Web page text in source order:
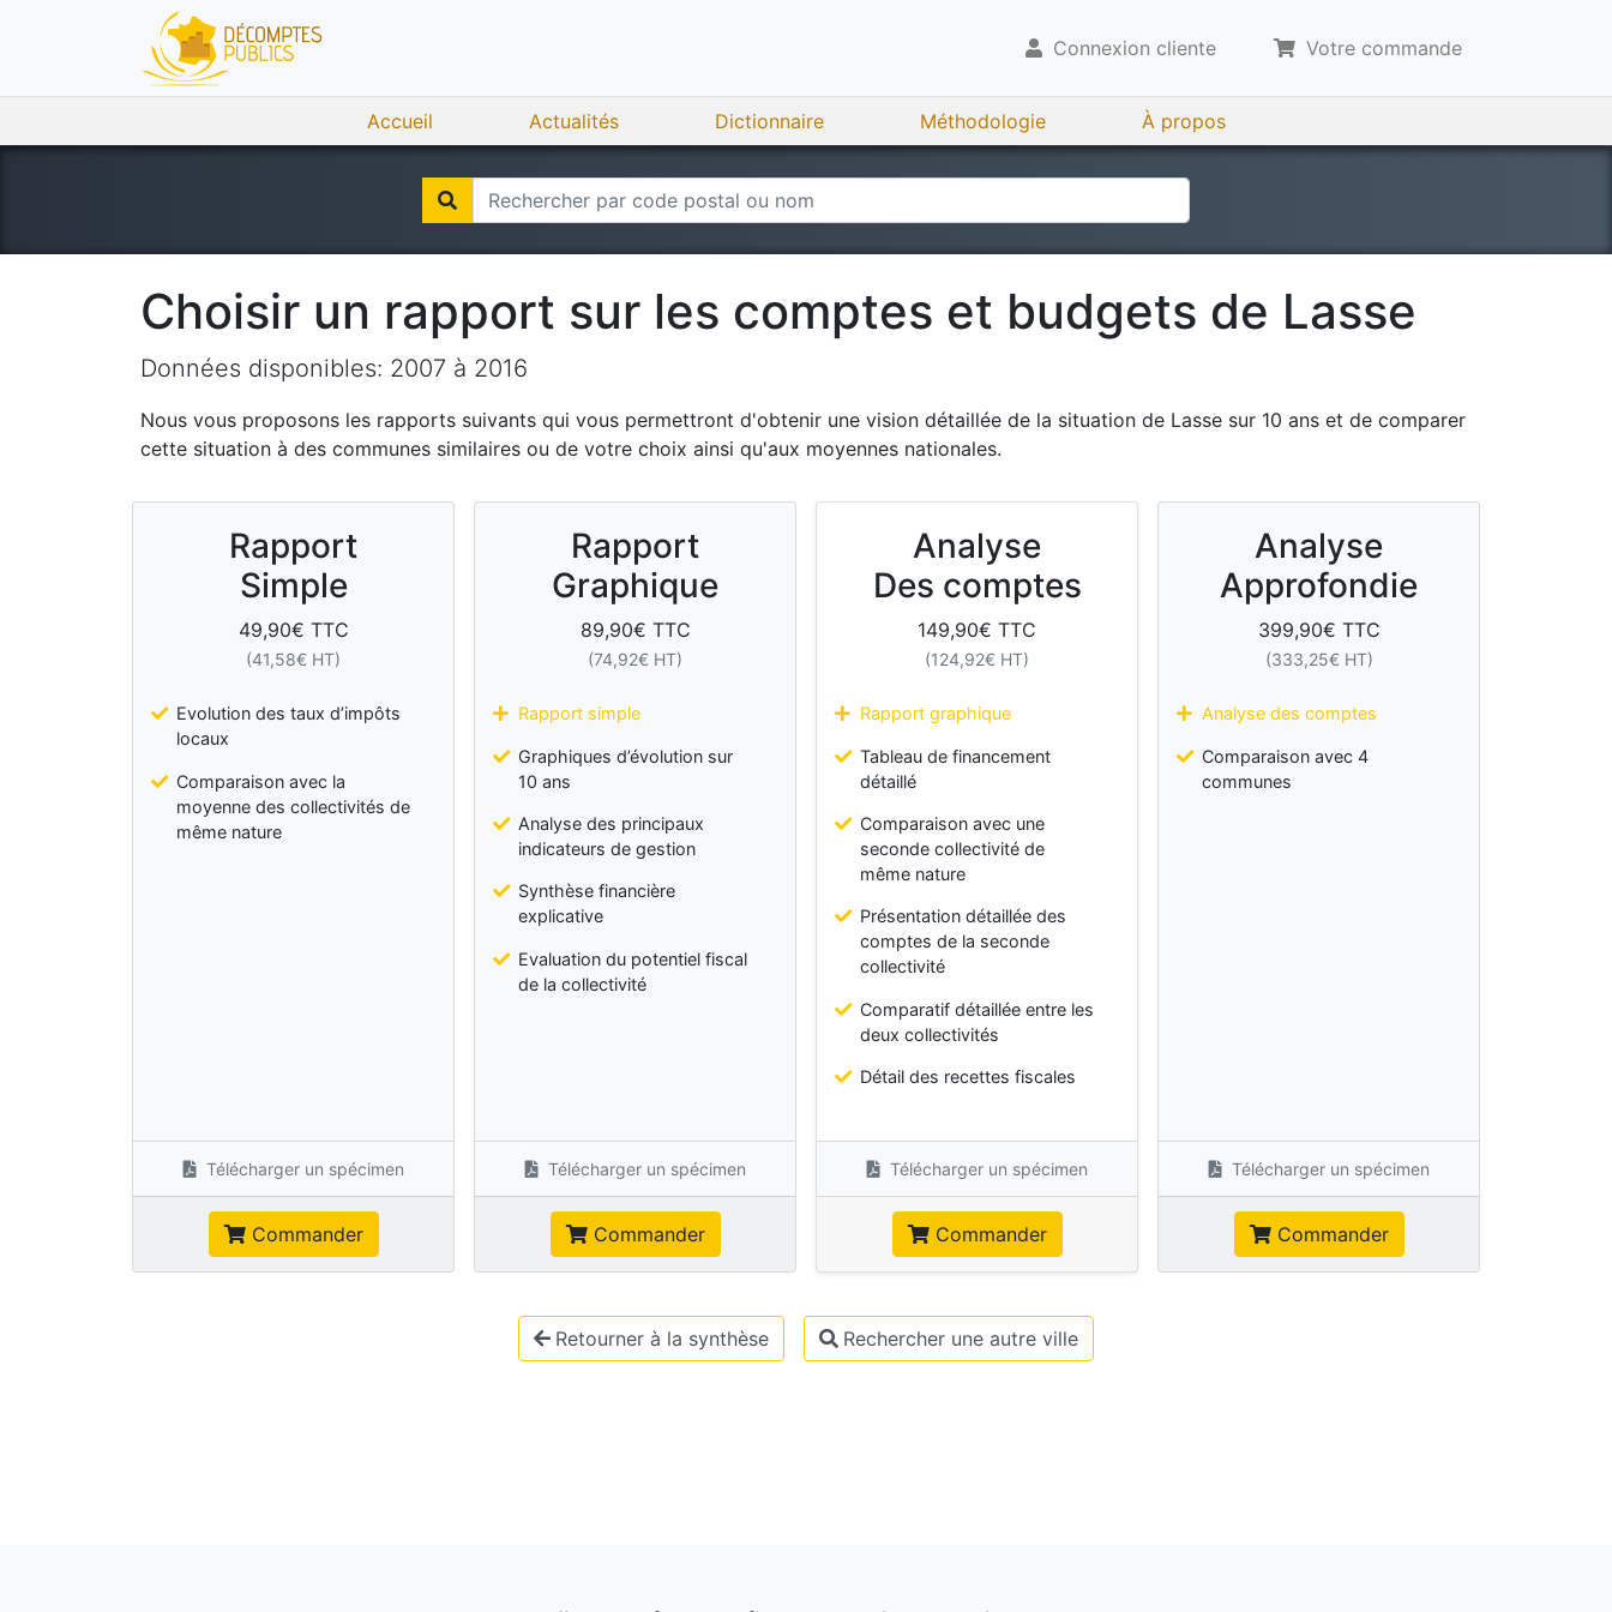
Connexion cliente Votre commande
Accueil Actualités Dictionnaire Méthodologie À propos
Choisir un rapport sur les comptes et budgets de Lasse
Données disponibles: 2007 à 2016
Nous vous proposons les rapports suivants qui vous permettront d'obtenir une vision détaillée de la situation de Lasse sur 10 ans et de comparer
cette situation à des communes similaires ou de votre choix ainsi qu'aux moyennes nationales.
Rapport
Simple
49,90€ TTC
(41,58€ HT)
Evolution des taux d’impôts
locaux
Comparaison avec la
moyenne des collectivités de
même nature
Télécharger un spécimen
Commander
Rapport
Graphique
89,90€ TTC
(74,92€ HT)
Rapport simple
Graphiques d’évolution sur
10 ans
Analyse des principaux
indicateurs de gestion
Synthèse financière
explicative
Evaluation du potentiel fiscal
de la collectivité
Télécharger un spécimen
Commander
Analyse
Des comptes
149,90€ TTC
(124,92€ HT)
Rapport graphique
Tableau de financement
détaillé
Comparaison avec une
seconde collectivité de
même nature
Présentation détaillée des
comptes de la seconde
collectivité
Comparatif détaillée entre les
deux collectivités
Détail des recettes fiscales
Télécharger un spécimen
Commander
Analyse
Approfondie
399,90€ TTC
(333,25€ HT)
Analyse des comptes
Comparaison avec 4
communes
Télécharger un spécimen
Commander
Retourner à la synthèse Rechercher une autre ville